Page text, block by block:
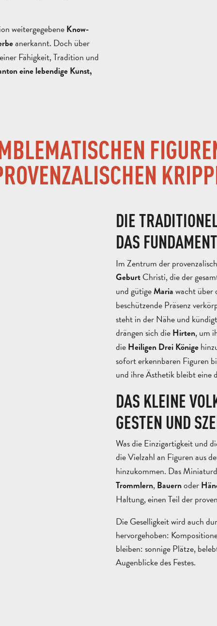
weitergegebene Know-
anerkannt. Doch über
Fähigkeit, Tradition und
eine lebendige Kunst,
DIE
DAS
Im Zentrum der
Geburt Christi, die der
und gütigeMaria wacht über
beschützende Präsenz
steht in der Nähe und
drängen sich die Hirten, um
die Heiligen Drei Könige
sofort erkennbaren Figuren
und ihre Ästhetik bleibt eine
DAS KLEINE
GESTEN UND
Was die Einzigartigkeit und
die Vielzahl an Figuren aus
hinzukommen. Das
Trommlern, Bauernoder
Haltung, einen Teil der
Die Geselligkeit wird auch
hervorgehoben:
bleiben: sonnige Plätze,
Augenblicke des Festes.